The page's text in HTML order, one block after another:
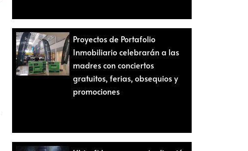
Proyectos de Portafolio
Inmobiliario celebrarán a las
madres con conciertos
gratuitos, ferias, obsequios y
promociones